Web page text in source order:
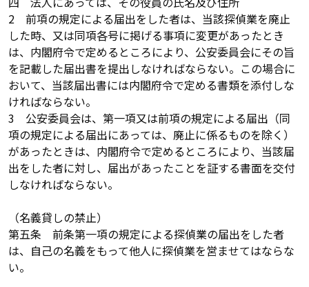
2 前項の規定による届出をした者は、当該探偵業を廃止
した時、又は同項各号に掲げる事項に変更があったとき
は、内閣府令で定めるところにより、公安委員会にその旨
を記載した届出書を提出しなければならない。この場合に
おいて、当該届出書には内閣府令で定める書類を添付しな
ければならない。
3 公安委員会は、第一項又は前項の規定による届出（同
項の規定による届出にあっては、廃止に係るものを除く）
があったときは、内閣府令で定めるところにより、当該届
出をした者に対し、届出があったことを証する書面を交付
しなければならない。
（名義貸しの禁止）
第五条 前条第一項の規定による探偵業の届出をした者
は、自己の名義をもって他人に探偵業を営ませてはならな
い。